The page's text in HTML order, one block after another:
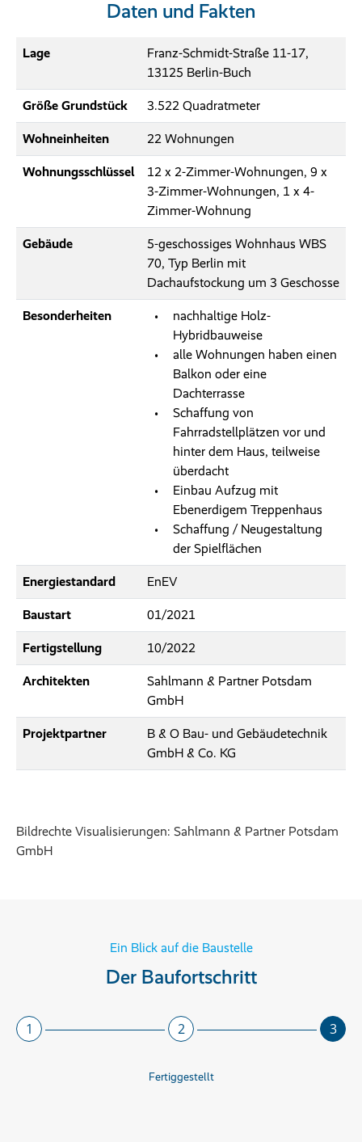
Daten und Fakten
Lage
Franz-Schmidt-Straße 11-17,
13125 Berlin-Buch
Größe Grundstück 3.522 Quadratmeter
Wohneinheiten 22 Wohnungen
Wohnungsschlüssel
12 x 2-Zimmer-Wohnungen, 9 x
3-Zimmer-Wohnungen, 1 x 4-
Zimmer-Wohnung
Gebäude
5-geschossiges Wohnhaus WBS
70, Typ Berlin mit
Dachaufstockung um 3 Geschosse
Besonderheiten
nachhaltige Holz-
Hybridbauweise
alle Wohnungen haben einen
Balkon oder eine
Dachterrasse
Schaffung von
Fahrradstellplätzen vor und
hinter dem Haus, teilweise
überdacht
Einbau Aufzug mit
Ebenerdigem Treppenhaus
Schaffung / Neugestaltung
der Spielflächen
Energiestandard EnEV
Baustart 01/2021
Fertigstellung 10/2022
Architekten
Sahlmann & Partner Potsdam
GmbH
Projektpartner
B & O Bau- und Gebäudetechnik
GmbH & Co. KG
Bildrechte Visualisierungen: Sahlmann & Partner Potsdam
GmbH
Ein Blick auf die Baustelle
Der Baufortschritt
1 2 3
Fertiggestellt